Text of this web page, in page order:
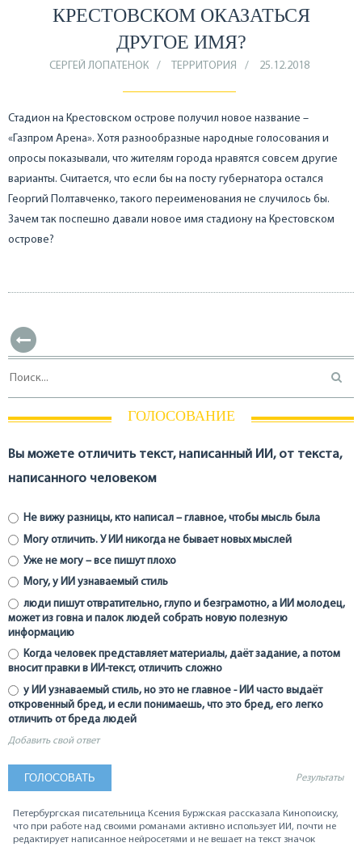
КРЕСТОВСКОМ ОКАЗАТЬСЯ
ДРУГОЕ ИМЯ?
СЕРГЕЙ ЛОПАТЕНОК ТЕРРИТОРИЯ 25.12.2018
Стадион на Крестовском острове получил новое название –
«Газпром Арена». Хотя разнообразные народные голосования и
опросы показывали, что жителям города нравятся совсем другие
варианты. Считается, что если бы на посту губернатора остался
Георгий Полтавченко, такого переименования не случилось бы.
Зачем так поспешно давали новое имя стадиону на Крестовском
острове?
ГОЛОСОВАНИЕ
Вы можете отличить текст, написанный ИИ, от текста,
написанного человеком
Не вижу разницы, кто написал – главное, чтобы мысль была
Могу отличить. У ИИ никогда не бывает новых мыслей
Уже не могу – все пишут плохо
Могу, у ИИ узнаваемый стиль
люди пишут отвратительно, глупо и безграмотно, а ИИ молодец,
может из говна и палок людей собрать новую полезную
информацию
Когда человек представляет материалы, даёт задание, а потом
вносит правки в ИИ-текст, отличить сложно
у ИИ узнаваемый стиль, но это не главное - ИИ часто выдаёт
откровенный бред, и если понимаешь, что это бред, его легко
отличить от бреда людей
Добавить свой ответ
Результаты
Петербургская писательница Ксения Буржская рассказала Кинопоиску,
что при работе над своими романами активно использует ИИ, почти не
редактирует написанное нейросетями и не вешает на текст значок